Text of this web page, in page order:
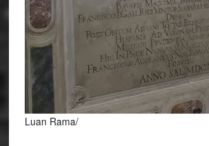
Luan Rama/